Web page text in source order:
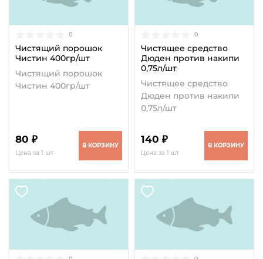
0
Чистящий порошок
Чистин 400гр/шт
Чистящий порошок
Чистин 400гр/шт
80 ₽
Цена за 1 шт
В КОРЗИНУ
0
Чистящее средство
Дюден против накипи
0,75л/шт
Чистящее средство
Дюден против накипи
0,75л/шт
140 ₽
Цена за 1 шт
В КОРЗИНУ